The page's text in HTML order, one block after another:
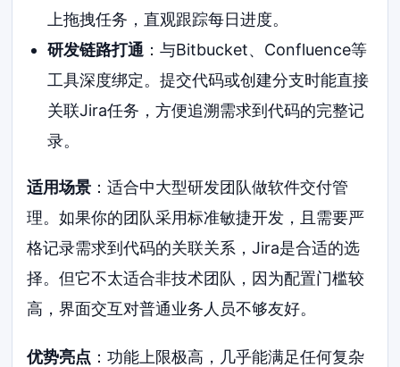
上拖拽任务，直观跟踪每日进度。
研发链路打通 ：与Bitbucket、Confluence等
工具深度绑定。提交代码或创建分支时能直接
关联Jira任务，方便追溯需求到代码的完整记
录。
适用场景 ：适合中大型研发团队做软件交付管
理。如果你的团队采用标准敏捷开发，且需要严
格记录需求到代码的关联关系，Jira是合适的选
择。但它不太适合非技术团队，因为配置门槛较
高，界面交互对普通业务人员不够友好。
优势亮点 ：功能上限极高，几乎能满足任何复杂